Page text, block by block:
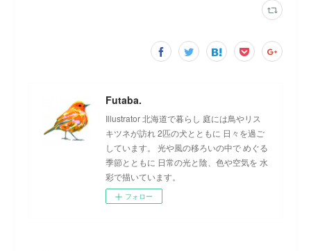
Futaba.
Illustrator 北海道で暮らし 庭には鳥やリス
キツネが訪れ 2匹の犬とともに 日々を過ご
しています。 光や風の移ろいの中で めぐる
季節とともに 日常の光と陰、色や空気を 水
彩で描いています。
フォロー